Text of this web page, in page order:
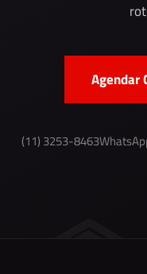
Agendar
(11) 3253-8463